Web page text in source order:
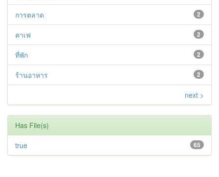
2
การตลาด
2
คาเฟ
2
ที่พัก
2
ร้านอาหาร
next >
Has File(s)
65
true